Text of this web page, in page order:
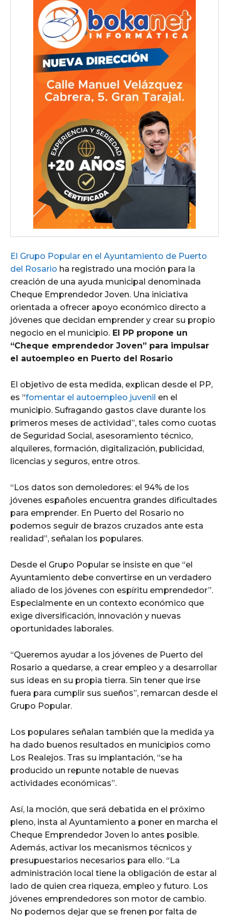
El Grupo Popular en el Ayuntamiento de Puerto
del Rosario ha registrado una moción para la
creación de una ayuda municipal denominada
Cheque Emprendedor Joven. Una iniciativa
orientada a ofrecer apoyo económico directo a
jóvenes que decidan emprender y crear su propio
negocio en el municipio. El PP propone un
“Cheque emprendedor Joven” para impulsar
el autoempleo en Puerto del Rosario
El objetivo de esta medida, explican desde el PP,
es “fomentar el autoempleo juvenil en el
municipio. Sufragando gastos clave durante los
primeros meses de actividad”, tales como cuotas
de Seguridad Social, asesoramiento técnico,
alquileres, formación, digitalización, publicidad,
licencias y seguros, entre otros.
“Los datos son demoledores: el 94% de los
jóvenes españoles encuentra grandes dificultades
para emprender. En Puerto del Rosario no
podemos seguir de brazos cruzados ante esta
realidad”, señalan los populares.
Desde el Grupo Popular se insiste en que “el
Ayuntamiento debe convertirse en un verdadero
aliado de los jóvenes con espíritu emprendedor”.
Especialmente en un contexto económico que
exige diversificación, innovación y nuevas
oportunidades laborales.
“Queremos ayudar a los jóvenes de Puerto del
Rosario a quedarse, a crear empleo y a desarrollar
sus ideas en su propia tierra. Sin tener que irse
fuera para cumplir sus sueños”, remarcan desde el
Grupo Popular.
Los populares señalan también que la medida ya
ha dado buenos resultados en municipios como
Los Realejos. Tras su implantación, “se ha
producido un repunte notable de nuevas
actividades económicas”.
Así, la moción, que será debatida en el próximo
pleno, insta al Ayuntamiento a poner en marcha el
Cheque Emprendedor Joven lo antes posible.
Además, activar los mecanismos técnicos y
presupuestarios necesarios para ello. “La
administración local tiene la obligación de estar al
lado de quien crea riqueza, empleo y futuro. Los
jóvenes emprendedores son motor de cambio.
No podemos dejar que se frenen por falta de